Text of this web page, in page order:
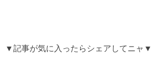
▼記事が気に入ったらシェアしてニャ▼